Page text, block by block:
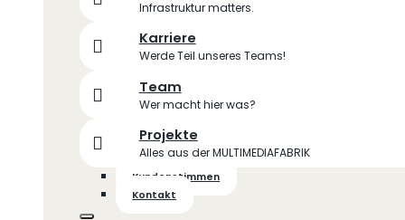
Infrastruktur matters.
Karriere
Werde Teil unseres Teams!
Team
Wer macht hier was?
Projekte
Alles aus der MULTIMEDIAFABRIK
Kundenstimmen
Kontakt